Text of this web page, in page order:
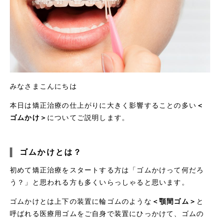
みなさまこんにちは
本日は矯正治療の仕上がりに大きく影響することの多い ＜
ゴムかけ＞ についてご説明します。
ゴムかけとは？
初めて矯正治療をスタートする方は「ゴムかけって何だろ
う？」と思われる方も多くいらっしゃると思います。
ゴムかけとは上下の装置に輪ゴムのような ＜顎間ゴム＞ と
呼ばれる医療用ゴムをご自身で装置にひっかけて、ゴムの